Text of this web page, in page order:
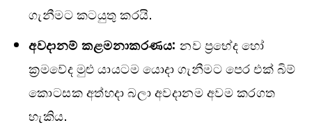
ගැනීමට කටයුතු කරයි.
අවදානම් කළමනාකරණය: නව ප්‍රභේද හෝ
ක්‍රමවේද මුළු යායටම යොදා ගැනීමට පෙර එක් බිම්
කොටසක අත්හදා බලා අවදානම අවම කරගත
හැකිය.